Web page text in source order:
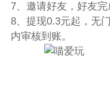
7、邀请好友，好友完
8、提现0.3元起，无
内审核到账。